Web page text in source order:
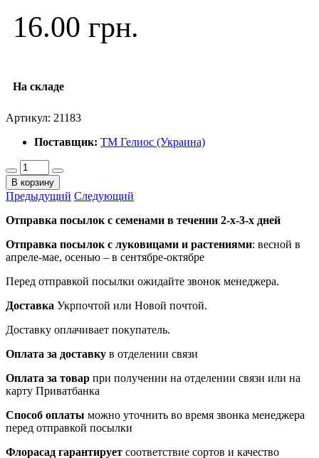
16.00 грн.
На складе
Артикул: 21183
Поставщик: ТМ Гелиос (Украина)
В корзину
Предыдущий Следующий
Отправка посылок с семенами в течении 2-х-3-х дней
Отправка посылок с луковицами и растениями: весной в
апреле-мае, осенью – в сентябре-октябре
Перед отправкой посылки ожидайте звонок менеджера.
Доставка Укрпочтой или Новой почтой.
Доставку оплачивает покупатель.
Оплата за доставку в отделении связи
Оплата за товар при получении на отделении связи или на
карту Приватбанка
Способ оплаты можно уточнить во время звонка менеджера
перед отправкой посылки
Флорасад гарантирует соответствие сортов и качество